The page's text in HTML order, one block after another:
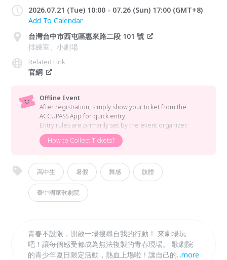
2026.07.21 (Tue) 10:00 - 07.26 (Sun) 17:00 (GMT+8)
Add To Calendar
台灣台中市西屯區惠來路二段 101 號
排練室、小劇場
Related Link
官網
Offline Event
After registration, simply show your ticket from the
ACCUPASS App for quick entry.
Entry rules are primarily set by the event organizer.
How to Collect Tickets?
高中生 暑假 舞感 肢體
臺中國家歌劇院
青春不設限，開啟一場搜尋自我的行動！ 來劇場玩
吧！讓每個感受都成為無法複製的青春現場。 歌劇院
的青少年夏日限定活動，熱血上場啦！讓自己的青春身
...more